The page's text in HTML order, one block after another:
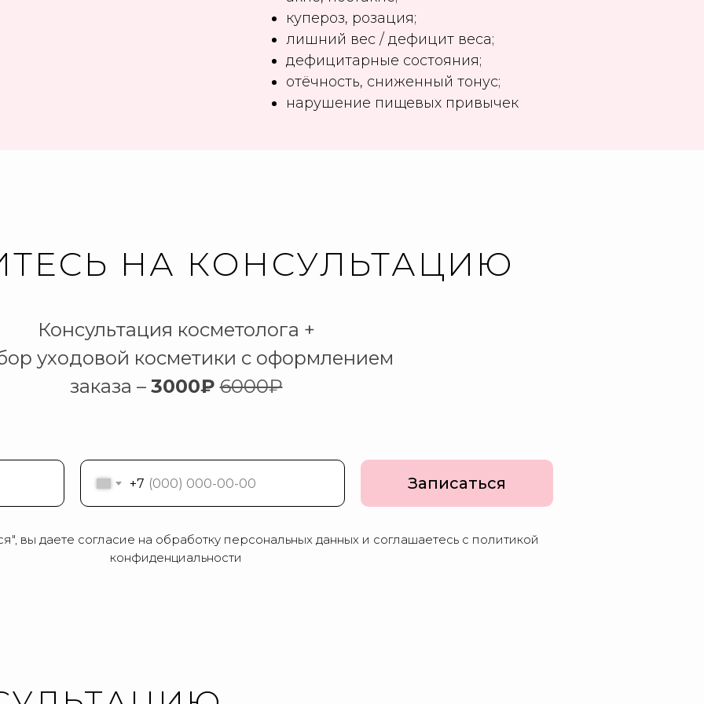
купероз, розация;
лишний вес / дефицит веса;
дефицитарные состояния;
отёчность, сниженный тонус;
нарушение пищевых привычек
НА КОНСУЛЬТАЦИЮ
Консультация косметолога +
уходовой косметики с оформлением
заказа – 3000₽ 6000₽
+7 Записаться
вы даете согласие на обработку персональных данных и соглашаетесь c политикой
конфиденциальности